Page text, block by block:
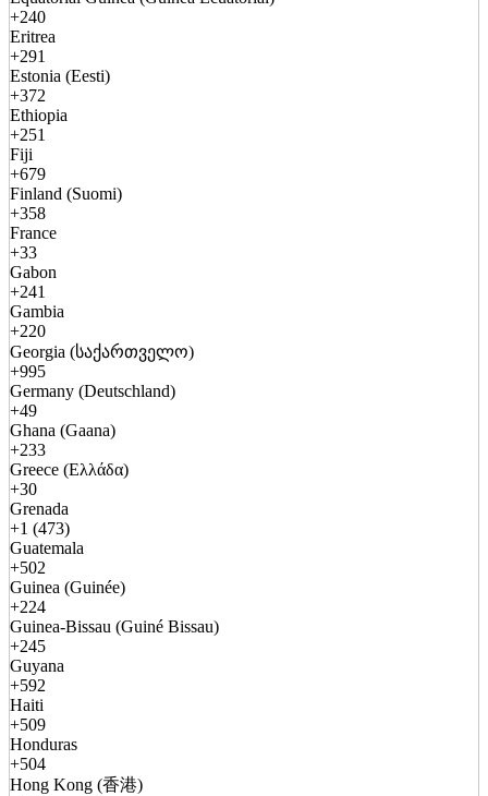
+240
Eritrea
+291
Estonia (Eesti)
+372
Ethiopia
+251
Fiji
+679
Finland (Suomi)
+358
France
+33
Gabon
+241
Gambia
+220
Georgia (საქართველო)
+995
Germany (Deutschland)
+49
Ghana (Gaana)
+233
Greece (Ελλάδα)
+30
Grenada
+1 (473)
Guatemala
+502
Guinea (Guinée)
+224
Guinea-Bissau (Guiné Bissau)
+245
Guyana
+592
Haiti
+509
Honduras
+504
Hong Kong (香港)